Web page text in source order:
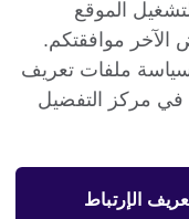
الموقع
الآخر موافقتكم.
ملفات تعريف
في مركز التفضيل
الإرتباط